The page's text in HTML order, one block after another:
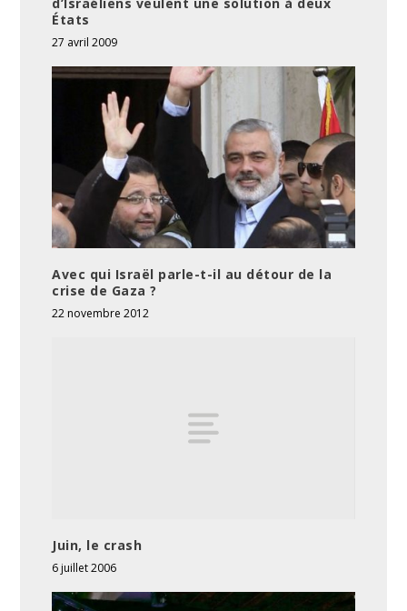
d’Israéliens veulent une solution à deux
États
27 avril 2009
Avec qui Israël parle-t-il au détour de la
crise de Gaza ?
22 novembre 2012
Juin, le crash
6 juillet 2006